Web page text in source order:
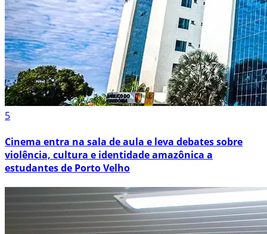
5
Cinema entra na sala de aula e leva debates sobre
violência, cultura e identidade amazônica a
estudantes de Porto Velho